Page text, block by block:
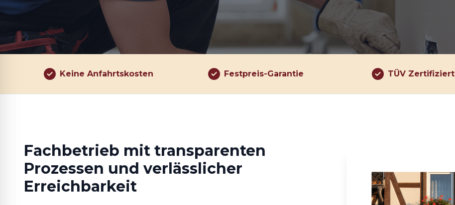
Keine Anfahrtskosten Festpreis-Garantie TÜV Zertifiziert
Fachbetrieb mit transparenten
Prozessen und verlässlicher
Erreichbarkeit